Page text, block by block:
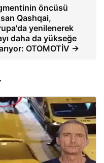
öncüsü
Qashqai,
yenilenerek
daha da yükseğe
OTOMOTİV →